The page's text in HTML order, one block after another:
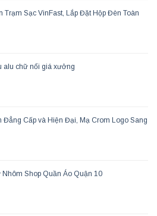
Trạm Sạc VinFast, Lắp Đặt Hộp Đèn Toàn
alu chữ nổi giá xưởng
Đẳng Cấp và Hiện Đại, Mạ Crom Logo Sang
Shop Quần Áo Quận 10